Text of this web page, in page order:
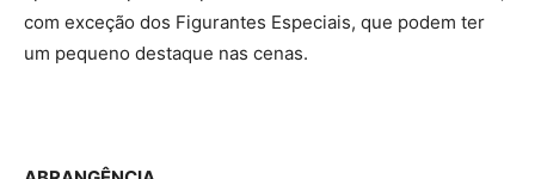
com exceção dos Figurantes Especiais, que podem ter
um pequeno destaque nas cenas.